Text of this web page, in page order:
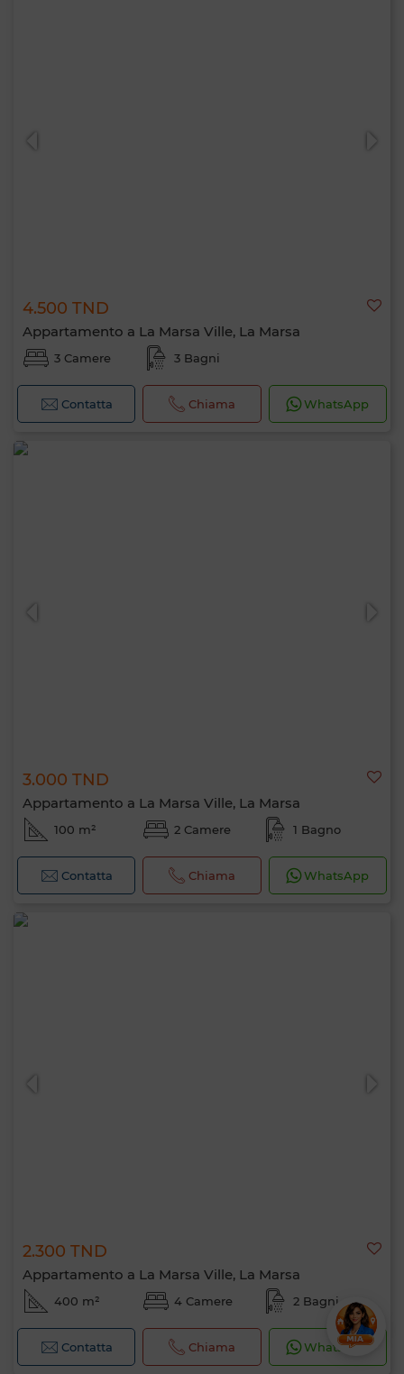
4.500 TND
Appartamento a La Marsa Ville, La Marsa
3 Camere 3 Bagni
Contatta Chiama WhatsApp
3.000 TND
Appartamento a La Marsa Ville, La Marsa
100 m² 2 Camere 1 Bagno
Contatta Chiama WhatsApp
2.300 TND
Appartamento a La Marsa Ville, La Marsa
400 m² 4 Camere 2 Bagni
Contatta Chiama WhatsApp